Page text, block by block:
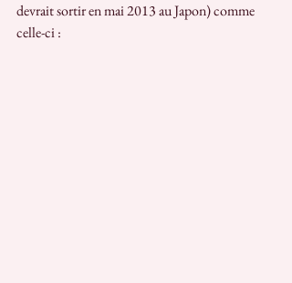
devrait sortir en mai 2013 au Japon) comme
celle-ci :